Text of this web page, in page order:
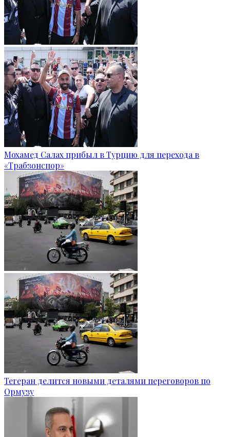
Мохамед Салах прибыл в Турцию для перехода в
«Трабзонспор»
Тегеран делится новыми деталями переговоров по
Ормузу